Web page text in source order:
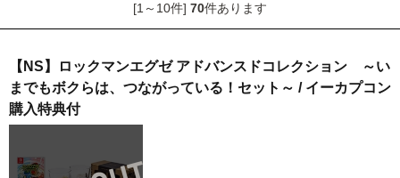
[1～10件] 70件あります
【NS】ロックマンエグゼ アドバンスドコレクション ～い
までもボクらは、つながっている！セット～ / イーカプコン
購入特典付